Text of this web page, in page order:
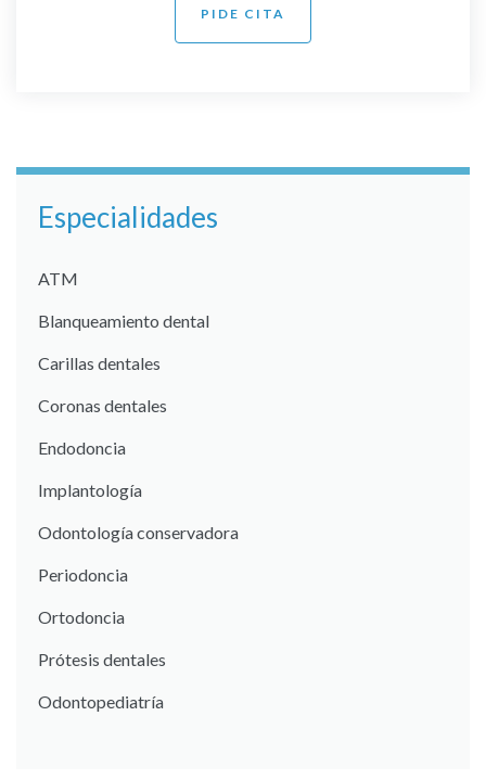
PIDE CITA
Especialidades
ATM
Blanqueamiento dental
Carillas dentales
Coronas dentales
Endodoncia
Implantología
Odontología conservadora
Periodoncia
Ortodoncia
Prótesis dentales
Odontopediatría